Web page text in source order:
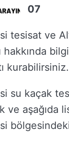
07
tesisat ve
kurabilirsiniz.
su kaçak
ve aşağıda